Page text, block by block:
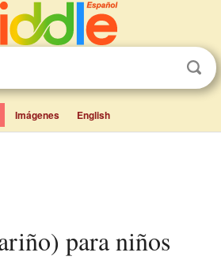
Imágenes English
para niños